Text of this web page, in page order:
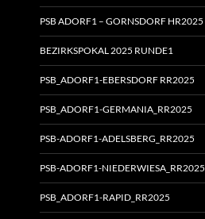
PSB ADORF1 – GORNSDORF HR2025
BEZIRKSPOKAL 2025 RUNDE1
PSB_ADORF1-EBERSDORF RR2025
PSB_ADORF1-GERMANIA_RR2025
PSB-ADORF1-ADELSBERG_RR2025
PSB-ADORF1-NIEDERWIESA_RR2025
PSB_ADORF1-RAPID_RR2025